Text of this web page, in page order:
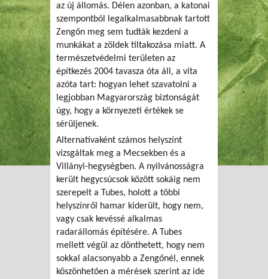
az új állomás. Délen azonban, a katonai
szempontból legalkalmasabbnak tartott
Zengőn meg sem tudták kezdeni a
munkákat a zöldek tiltakozása miatt. A
természetvédelmi területen az
építkezés 2004 tavasza óta áll, a vita
azóta tart: hogyan lehet szavatolni a
legjobban Magyarország biztonságát
úgy, hogy a környezeti értékek se
sérüljenek.
Alternatívaként számos helyszínt
vizsgáltak meg a Mecsekben és a
Villányi-hegységben. A nyilvánosságra
került hegycsúcsok között sokáig nem
szerepelt a Tubes, holott a többi
helyszínről hamar kiderült, hogy nem,
vagy csak kevéssé alkalmas
radarállomás építésére. A Tubes
mellett végül az dönthetett, hogy nem
sokkal alacsonyabb a Zengőnél, ennek
köszönhetően a mérések szerint az ide